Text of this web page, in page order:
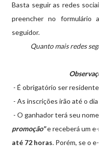
Basta seguir as redes
preencher no formulário
seguidor.
Quanto mais redes
- É obrigatório ser
- As inscrições irão até o
- O ganhador terá seu
promoção"e receberá um
até 72 horas. Porém, se o